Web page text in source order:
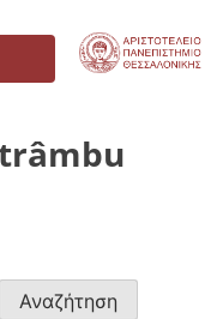
Αναζήτηση